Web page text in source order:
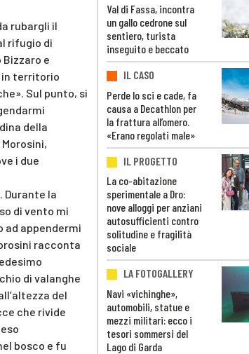
rubargli il
rifugio di
e
in territorio
Sul punto, si
della
i due
Durante la
di vento mi
ad appendermi
racconta
di valanghe
del
che rivide
bosco e fu
Val di Fassa, incontra
un gallo cedrone sul
sentiero, turista
inseguito e beccato
IL CASO
Perde lo sci e cade, fa
causa a Decathlon per
la frattura all’omero.
«Erano regolati male»
IL PROGETTO
La co-abitazione
sperimentale a Dro:
nove alloggi per anziani
autosufficienti contro
solitudine e fragilità
sociale
LA FOTOGALLERY
Navi «vichinghe»,
automobili, statue e
mezzi militari: ecco i
tesori sommersi del
Lago di Garda